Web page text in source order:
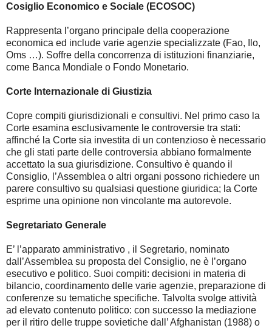
Cosiglio Economico e Sociale (ECOSOC)
Rappresenta l’organo principale della cooperazione
economica ed include varie agenzie specializzate (Fao, Ilo,
Oms …). Soffre della concorrenza di istituzioni finanziarie,
come Banca Mondiale o Fondo Monetario.
Corte Internazionale di Giustizia
Copre compiti giurisdizionali e consultivi. Nel primo caso la
Corte esamina esclusivamente le controversie tra stati:
affinché la Corte sia investita di un contenzioso è necessario
che gli stati parte delle controversia abbiano formalmente
accettato la sua giurisdizione. Consultivo è quando il
Consiglio, l’Assemblea o altri organi possono richiedere un
parere consultivo su qualsiasi questione giuridica; la Corte
esprime una opinione non vincolante ma autorevole.
Segretariato Generale
E’ l’apparato amministrativo , il Segretario, nominato
dall’Assemblea su proposta del Consiglio, ne è l’organo
esecutivo e politico. Suoi compiti: decisioni in materia di
bilancio, coordinamento delle varie agenzie, preparazione di
conferenze su tematiche specifiche. Talvolta svolge attività
ad elevato contenuto politico: con successo la mediazione
per il ritiro delle truppe sovietiche dall’ Afghanistan (1988) o